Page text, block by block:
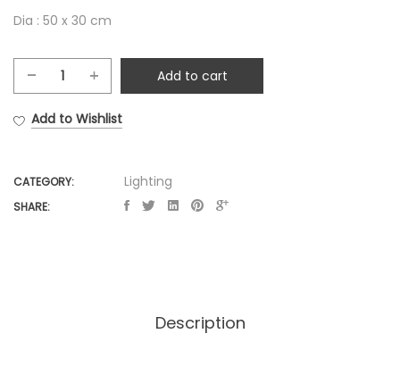
Dia : 50 x 30 cm
Rounded
Hanging
Add to cart
Add to Wishlist
CATEGORY: Lighting
SHARE:
Description